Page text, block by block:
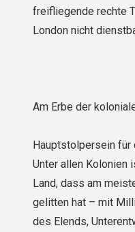
freifliegende rechte
London nicht
Am Erbe der
Hauptstolpersein für
Unter allen Kolonien
Land, dass am
gelitten hat – mit
des Elends,